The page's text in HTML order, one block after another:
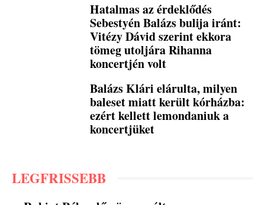
Hatalmas az érdeklődés
Sebestyén Balázs bulija iránt:
Vitézy Dávid szerint ekkora
tömeg utoljára Rihanna
koncertjén volt
Balázs Klári elárulta, milyen
baleset miatt került kórházba:
ezért kellett lemondaniuk a
koncertjüket
LEGFRISSEBB